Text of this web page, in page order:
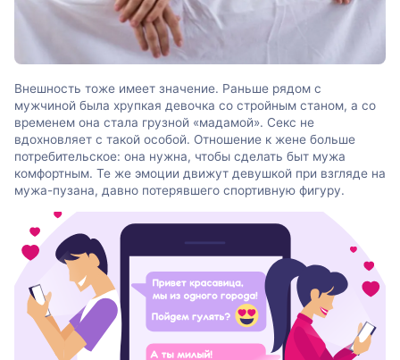
Внешность тоже имеет значение. Раньше рядом с
мужчиной была хрупкая девочка со стройным станом, а со
временем она стала грузной «мадамой». Секс не
вдохновляет с такой особой. Отношение к жене больше
потребительское: она нужна, чтобы сделать быт мужа
комфортным. Те же эмоции движут девушкой при взгляде на
мужа-пузана, давно потерявшего спортивную фигуру.